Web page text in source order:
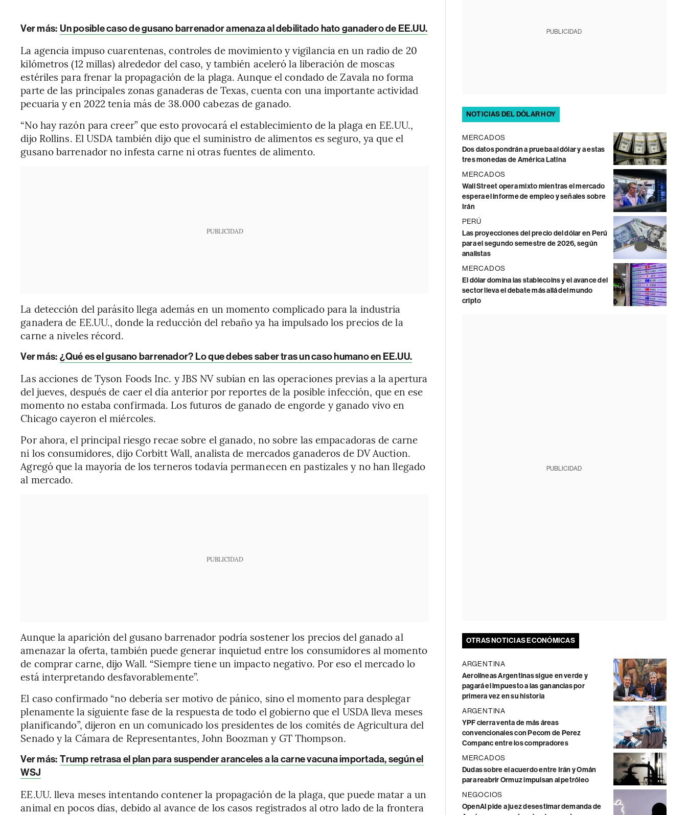
Ver más: Un posible caso de gusano barrenador amenaza al debilitado hato ganadero de EE.UU.
La agencia impuso cuarentenas, controles de movimiento y vigilancia en un radio de 20
kilómetros (12 millas) alrededor del caso, y también aceleró la liberación de moscas
estériles para frenar la propagación de la plaga. Aunque el condado de Zavala no forma
parte de las principales zonas ganaderas de Texas, cuenta con una importante actividad
pecuaria y en 2022 tenía más de 38.000 cabezas de ganado.
“No hay razón para creer” que esto provocará el establecimiento de la plaga en EE.UU.,
dijo Rollins. El USDA también dijo que el suministro de alimentos es seguro, ya que el
gusano barrenador no infesta carne ni otras fuentes de alimento.
PUBLICIDAD
La detección del parásito llega además en un momento complicado para la industria
ganadera de EE.UU., donde la reducción del rebaño ya ha impulsado los precios de la
carne a niveles récord.
Ver más: ¿Qué es el gusano barrenador? Lo que debes saber tras un caso humano en EE.UU.
Las acciones de Tyson Foods Inc. y JBS NV subían en las operaciones previas a la apertura
del jueves, después de caer el día anterior por reportes de la posible infección, que en ese
momento no estaba confirmada. Los futuros de ganado de engorde y ganado vivo en
Chicago cayeron el miércoles.
Por ahora, el principal riesgo recae sobre el ganado, no sobre las empacadoras de carne
ni los consumidores, dijo Corbitt Wall, analista de mercados ganaderos de DV Auction.
Agregó que la mayoría de los terneros todavía permanecen en pastizales y no han llegado
al mercado.
PUBLICIDAD
Aunque la aparición del gusano barrenador podría sostener los precios del ganado al
amenazar la oferta, también puede generar inquietud entre los consumidores al momento
de comprar carne, dijo Wall. “Siempre tiene un impacto negativo. Por eso el mercado lo
está interpretando desfavorablemente”.
El caso confirmado “no debería ser motivo de pánico, sino el momento para desplegar
plenamente la siguiente fase de la respuesta de todo el gobierno que el USDA lleva meses
planificando”, dijeron en un comunicado los presidentes de los comités de Agricultura del
Senado y la Cámara de Representantes, John Boozman y GT Thompson.
Ver más: Trump retrasa el plan para suspender aranceles a la carne vacuna importada, según el
WSJ
EE.UU. lleva meses intentando contener la propagación de la plaga, que puede matar a un
animal en pocos días, debido al avance de los casos registrados al otro lado de la frontera
PUBLICIDAD
NOTICIAS DEL DÓLAR HOY
MERCADOS
Dos datos pondrán a prueba al dólar y a estas
tres monedas de América Latina
MERCADOS
Wall Street opera mixto mientras el mercado
espera el informe de empleo y señales sobre
Irán
PERÚ
Las proyecciones del precio del dólar en Perú
para el segundo semestre de 2026, según
analistas
MERCADOS
El dólar domina las stablecoins y el avance del
sector lleva el debate más allá del mundo
cripto
PUBLICIDAD
OTRAS NOTICIAS ECONÓMICAS
ARGENTINA
Aerolíneas Argentinas sigue en verde y
pagará el impuesto a las ganancias por
primera vez en su historia
ARGENTINA
YPF cierra venta de más áreas
convencionales con Pecom de Perez
Companc entre los compradores
MERCADOS
Dudas sobre el acuerdo entre Irán y Omán
para reabrir Ormuz impulsan al petróleo
NEGOCIOS
OpenAI pide a juez desestimar demanda de